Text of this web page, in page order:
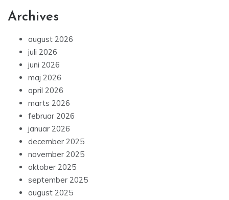
Archives
august 2026
juli 2026
juni 2026
maj 2026
april 2026
marts 2026
februar 2026
januar 2026
december 2025
november 2025
oktober 2025
september 2025
august 2025